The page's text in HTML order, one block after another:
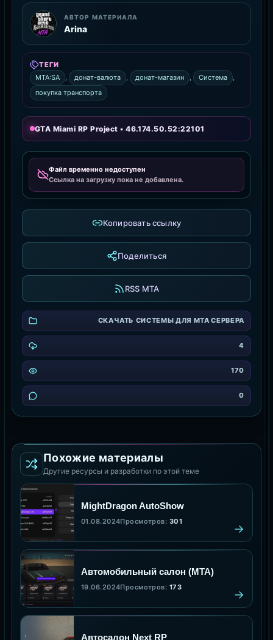
АВТОР МАТЕРИАЛА
Arina
ТЕГИ
MTA:SA
, донат-валюта , донат-магазин , Система
,
покупка транспорта
GTA Miami RP Project • 46.174.50.52:22101
Файл временно недоступен
Ссылка на загрузку пока не добавлена.
Копировать ссылку
Поделиться
RSS MTA
СКАЧАТЬ СИСТЕМЫ ДЛЯ MTA СЕРВЕРА
4
170
0
Похожие материалы
Другие ресурсы и разработки по этой теме
MightDragon AutoShow
01.08.2024Просмотров: 301
Автомобильный салон (MTA)
19.06.2024Просмотров: 173
Автосалон Next RP